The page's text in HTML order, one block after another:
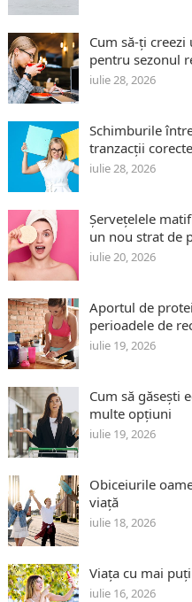
Cum să-ți
pentru sezonul
iulie 28, 2026
Schimburile
tranzacții corecte
iulie 28, 2026
Șervețelele
un nou strat de
iulie 20, 2026
Aportul de
perioadele de
iulie 19, 2026
Cum să găsești
multe opțiuni
iulie 19, 2026
Obiceiurile
viață
iulie 18, 2026
Viața cu mai
iulie 16, 2026